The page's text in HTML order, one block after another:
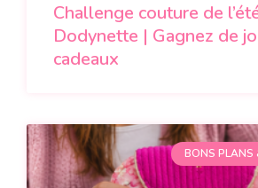
Challenge couture de
Dodynette | Gagnez de
cadeaux
BONS PLANS